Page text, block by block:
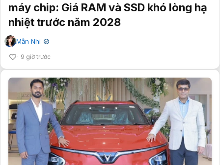
máy chip: Giá RAM và SSD khó lòng hạ
nhiệt trước năm 2028
Mẫn Nhi ✔
9 giờ trước